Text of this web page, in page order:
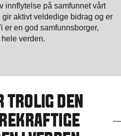
innflytelse på samfunnet vårt
aktivt veldedige bidrag og er
er en god samfunnsborger,
verden.
TROLIG DEN